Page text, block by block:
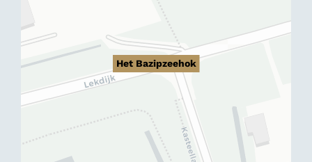
Het Bazipzeehok